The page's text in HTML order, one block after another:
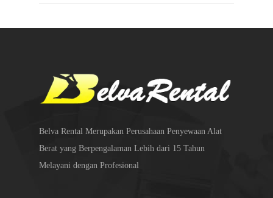
Belva Rental Merupakan Perusahaan Penyewaan Alat
Berat yang Berpengalaman Lebih dari 15 Tahun
Melayani dengan Profesional